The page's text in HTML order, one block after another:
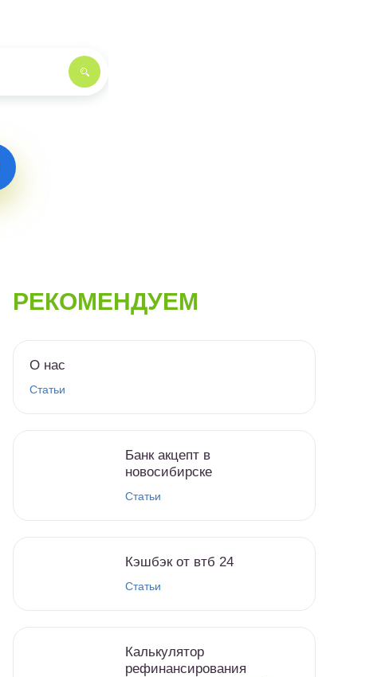
РЕКОМЕНДУЕМ
О нас
Статьи
Банк акцепт в
новосибирске
Статьи
Кэшбэк от втб 24
Статьи
Калькулятор
рефинансирования